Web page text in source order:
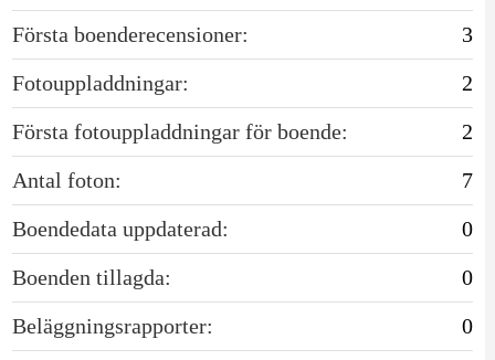
Första boenderecensioner:
3
Fotouppladdningar:
2
Första fotouppladdningar för boende:
2
Antal foton:
7
Boendedata uppdaterad:
0
Boenden tillagda:
0
Beläggningsrapporter:
0